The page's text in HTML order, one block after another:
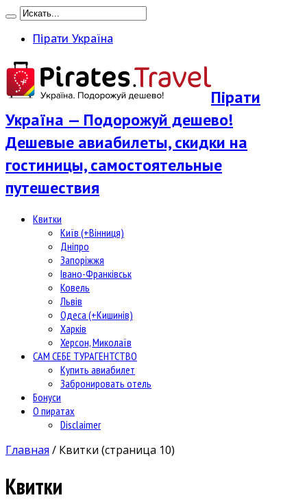
Пірати Україна
Пірати
Україна — Подорожуй дешево!
Дешевые авиабилеты, скидки на
гостиницы, самостоятельные
путешествия
Квитки
Київ (+Вінниця)
Дніпро
Запоріжжя
Івано-Франківськ
Ковель
Львів
Одеса (+Кишинів)
Харків
Херсон, Миколаїв
САМ СЕБЕ ТУРАГЕНТСТВО
Купить авиабилет
Забронировать отель
Бонуси
О пиратах
Disclaimer
Главная / Квитки (страница 10)
Квитки